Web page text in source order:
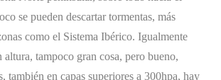
se pueden descartar tormentas, más
como el Sistema Ibérico. Igualmente
tampoco gran cosa, pero bueno,
también en capas superiores a 300hpa, hay